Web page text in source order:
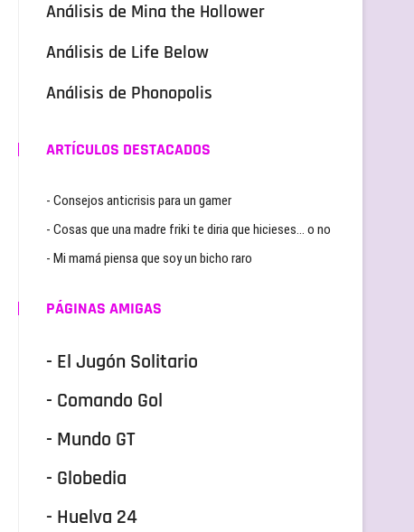
Análisis de Mina the Hollower
Análisis de Life Below
Análisis de Phonopolis
ARTÍCULOS DESTACADOS
- Consejos anticrisis para un gamer
- Cosas que una madre friki te diria que hicieses… o no
- Mi mamá piensa que soy un bicho raro
PÁGINAS AMIGAS
- El Jugón Solitario
- Comando Gol
- Mundo GT
- Globedia
- Huelva 24